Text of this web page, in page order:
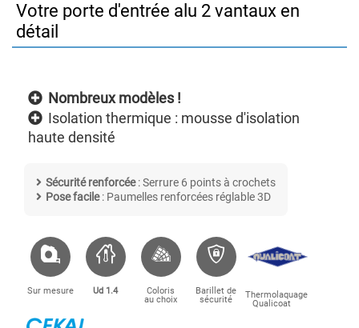
Votre porte d'entrée alu 2 vantaux en
détail
Nombreux modèles !
Isolation thermique : mousse d'isolation
haute densité
Sécurité renforcée: Serrure 6 points à crochets
Pose facile: Paumelles renforcées réglable 3D
Sur mesure Ud 1.4
Coloris
au choix
Barillet de
sécurité
Thermolaquage
Qualicoat